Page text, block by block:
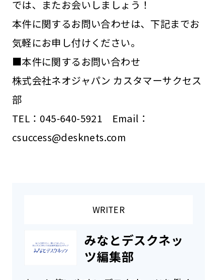
では、またお会いしましょう！
本件に関するお問い合わせは、下記までお
気軽にお申し付けください。
■本件に関するお問い合わせ
株式会社ネオジャパン カスタマーサクセス
部
TEL：045-640-5921 Email：
csuccess@desknets.com
WRITER
みなとデスクネッ
ツ編集部